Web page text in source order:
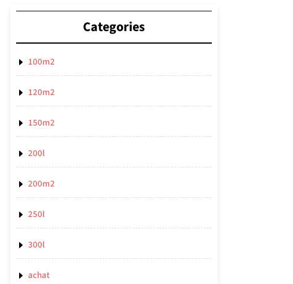
Categories
100m2
120m2
150m2
200l
200m2
250l
300l
achat